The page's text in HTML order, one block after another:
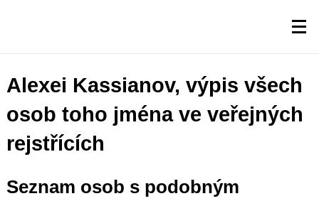
Alexei Kassianov, výpis všech
osob toho jména ve veřejných
rejstřících
Seznam osob s podobným